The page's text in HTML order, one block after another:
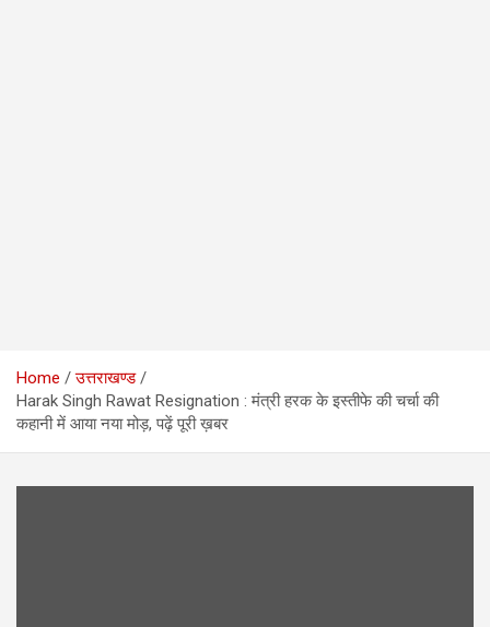
Home
उत्तराखण्ड
Harak Singh Rawat Resignation : मंत्री ​हरक के इस्तीफे की चर्चा की
कहानी में आया नया मोड़, पढ़ें पूरी ख़बर